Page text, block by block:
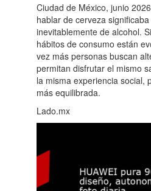
Ciudad de México, junio
hablar de cerveza
inevitablemente de alcohol.
hábitos de consumo están
vez más personas buscan
permitan disfrutar el mismo
la misma experiencia social,
más equilibrada.
Lado.mx